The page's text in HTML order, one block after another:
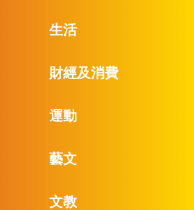
生活
財經及消費
運動
藝文
文教